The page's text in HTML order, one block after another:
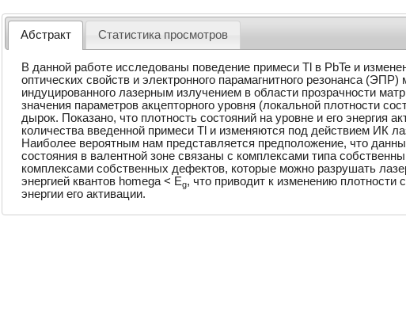
Абстракт Статистика просмотров
В данной работе исследованы поведение примеси Tl в PbTe и
оптических свойств и электронного парамагнитного резонанса (ЭПР)
индуцированного лазерным излучением в области прозрачности
значения параметров акцепторного уровня (локальной плотности
дырок. Показано, что плотность состояний на уровне и его энергия
количества введенной примеси Tl и изменяются под действием ИК
Наиболее вероятным нам представляется предположение, что
состояния в валентной зоне связаны с комплексами типа
комплексами собственных дефектов, которые можно разрушать
энергией квантов homega < Eg, что приводит к изменению плотности
энергии его активации.